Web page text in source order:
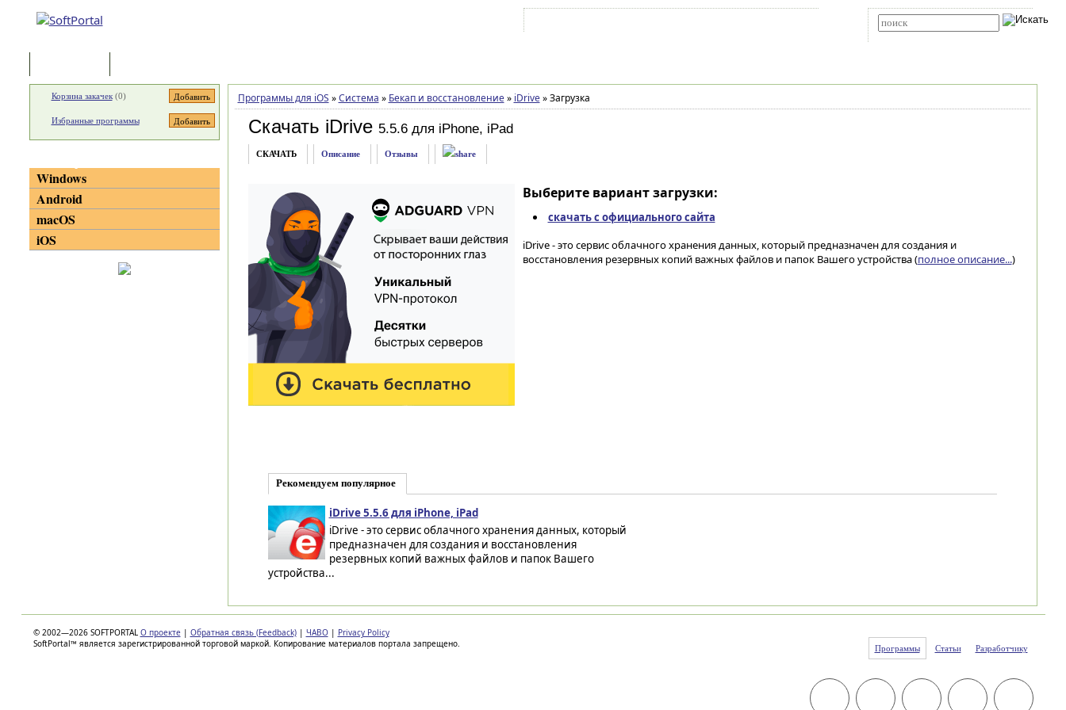
Программы для iOS » Система » Бекап и восстановление » iDrive »Загрузка
Скачать iDrive 5.5.6 для iPhone, iPad
СКАЧАТЬ Описание Отзывы
Выберите вариант загрузки:
скачать с официального сайта
iDrive - это сервис облачного хранения данных, который предназначен для создания и
восстановления резервных копий важных файлов и папок Вашего устройства (полное описание...)
Рекомендуем популярное
iDrive 5.5.6 для iPhone, iPad
iDrive - это сервис облачного хранения данных, который
предназначен для создания и восстановления
резервных копий важных файлов и папок Вашего
устройства...
Корзина закачек(0)
Избранные программы
Windows
Android
macOS
iOS
© 2002—2026 SOFTPORTAL О проекте | Обратная связь (Feedback) | ЧАВО | Privacy Policy
SoftPortal™ является зарегистрированной торговой маркой. Копирование материалов портала запрещено.
Программы Статьи Разработчику